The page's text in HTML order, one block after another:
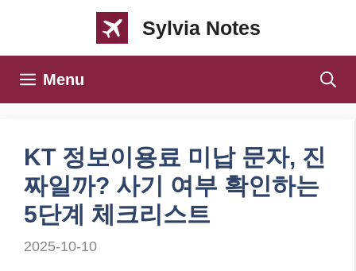
Sylvia Notes
Menu
KT 정보이용료 미납 문자, 진
짜일까? 사기 여부 확인하는
5단계 체크리스트
2025-10-10